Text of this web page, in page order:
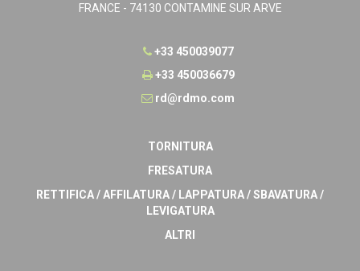
FRANCE - 74130 CONTAMINE SUR ARVE
+33 450039077
+33 450036679
rd@rdmo.com
TORNITURA
FRESATURA
RETTIFICA / AFFILATURA / LAPPATURA / SBAVATURA /
LEVIGATURA
ALTRI